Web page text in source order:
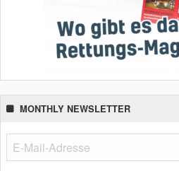
MONTHLY NEWSLETTER